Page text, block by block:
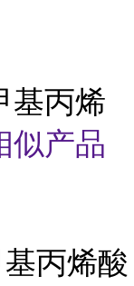
基丙烯
似产品
丙烯酸